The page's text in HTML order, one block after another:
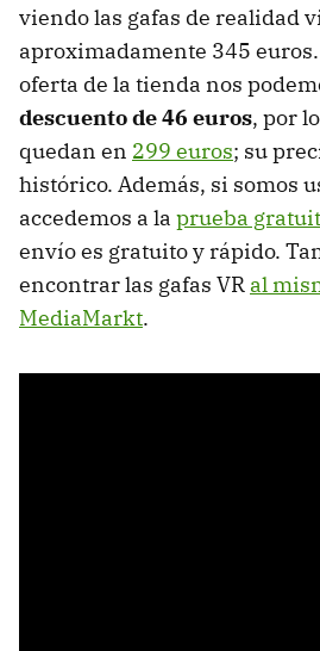
viendo las gafas de realidad
aproximadamente 345
oferta de la tienda nos
descuento de 46 euros, por
quedan en 299 euros; su
histórico. Además, si somos
accedemos a la prueba
envío es gratuito y rápido.
encontrar las gafas VR al
MediaMarkt.